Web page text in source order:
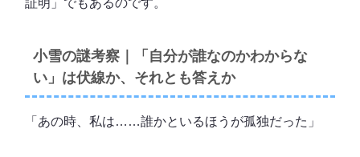
証明」でもあるのです。
小雪の謎考察｜「自分が誰なのかわからな
い」は伏線か、それとも答えか
「あの時、私は……誰かといるほうが孤独だった」